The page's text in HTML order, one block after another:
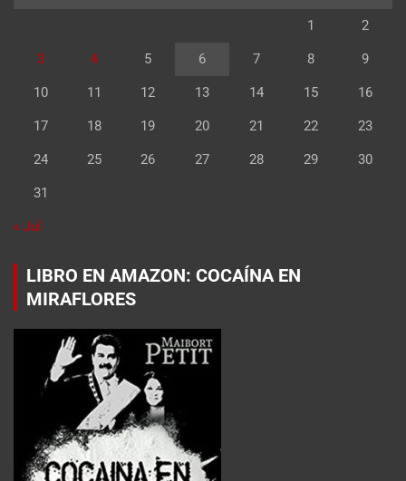
1 2
3 4 5 6 7 8 9
10 11 12 13 14 15 16
17 18 19 20 21 22 23
24 25 26 27 28 29 30
31
« Jul
LIBRO EN AMAZON: COCAÍNA EN
MIRAFLORES